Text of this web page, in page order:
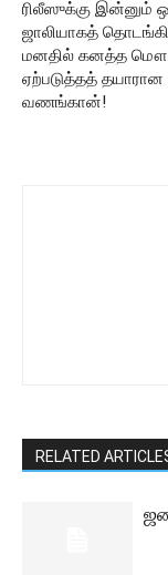
ரிலீஸுக்கு இன்னும்
ஜாலியாகத்
மனதில் கனத்த
ஏற்படுத்தத் தயாரான
வணங்கான்!
RELATED